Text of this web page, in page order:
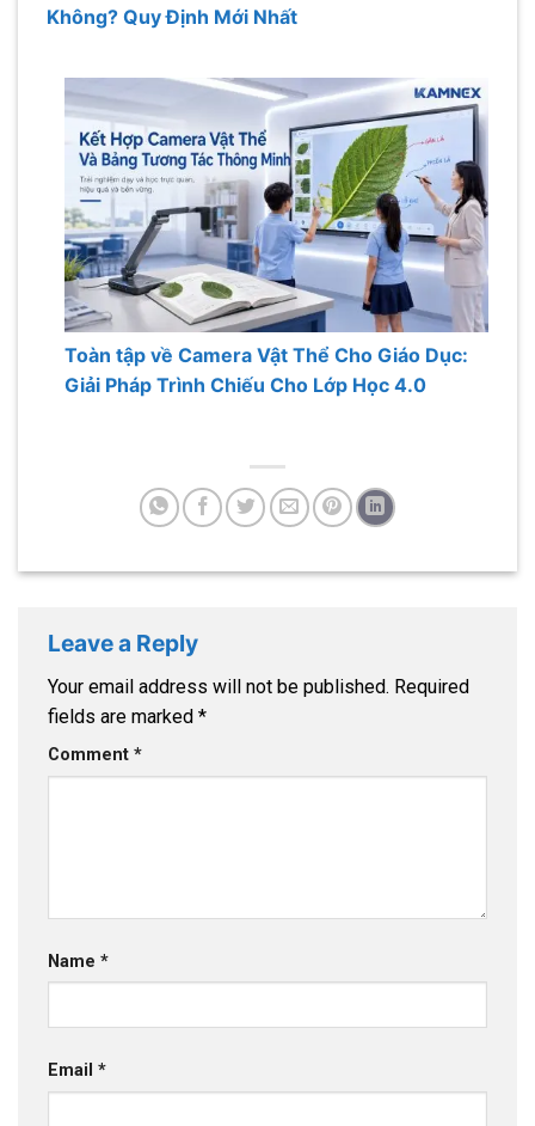
Không? Quy Định Mới Nhất
Toàn tập về Camera Vật Thể Cho Giáo Dục:
Giải Pháp Trình Chiếu Cho Lớp Học 4.0
Leave a Reply
Your email address will not be published. Required
fields are marked *
Comment *
Name *
Email *